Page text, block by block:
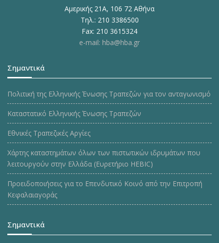
Αμερικής 21Α, 106 72 Αθήνα
Τηλ.: 210 3386500
Fax: 210 3615324
e-mail: hba@hba.gr
Σημαντικά
Πολιτική της Ελληνικής Ένωσης Τραπεζών για τον ανταγωνισμό
Καταστατικό Ελληνικής Ένωσης Τραπεζών
Εθνικές Τραπεζικές Αργίες
Χάρτης καταστημάτων όλων των πιστωτικών ιδρυμάτων που
λειτουργούν στην Ελλάδα (Ευρετήριο HEBIC)
Προειδοποιήσεις για το Επενδυτικό Κοινό από την Επιτροπή
Κεφαλαιαγοράς
Σημαντικά